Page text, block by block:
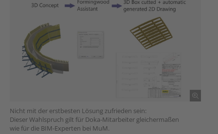
Nicht mit der erstbesten Lösung zufrieden sein:
Dieser Wahlspruch gilt für Doka-Mitarbeiter gleichermaßen
wie für die BIM-Experten bei MuM.